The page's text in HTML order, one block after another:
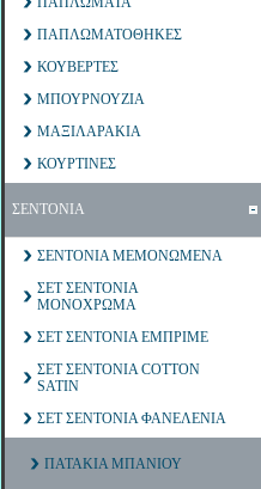
ΠΑΠΛΩΜΑΤΟΘΗΚΕΣ
ΚΟΥΒΕΡΤΕΣ
ΜΠΟΥΡΝΟΥΖΙΑ
ΜΑΞΙΛΑΡΑΚΙΑ
ΚΟΥΡΤΙΝΕΣ
ΣΕΝΤΟΝΙΑ
ΣΕΝΤΟΝΙΑ ΜΕΜΟΝΩΜΕΝΑ
ΣΕΤ ΣΕΝΤΟΝΙΑ
ΜΟΝΟΧΡΩΜΑ
ΣΕΤ ΣΕΝΤΟΝΙΑ ΕΜΠΡΙΜΕ
ΣΕΤ ΣΕΝΤΟΝΙΑ COTTON
SATIN
ΣΕΤ ΣΕΝΤΟΝΙΑ ΦΑΝΕΛΕΝΙΑ
ΠΑΤΑΚΙΑ ΜΠΑΝΙΟΥ